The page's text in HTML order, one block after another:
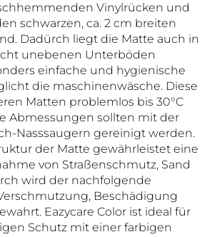
Vinylrücken und
schwarzen, ca. 2 cm breiten
Dadürch liegt die Matte auch in
unebenen Unterböden
einfache und hygienische
die maschinenwäsche. Diese
Matten problemlos bis 30°C
Abmessungen sollten mit der
Nasssaugern gereinigt werden.
der Matte gewährleistet eine
von Straßenschmutz, Sand
wird der nachfolgende
Beschädigung
Eazycare Color ist ideal für
Schutz mit einer farbigen